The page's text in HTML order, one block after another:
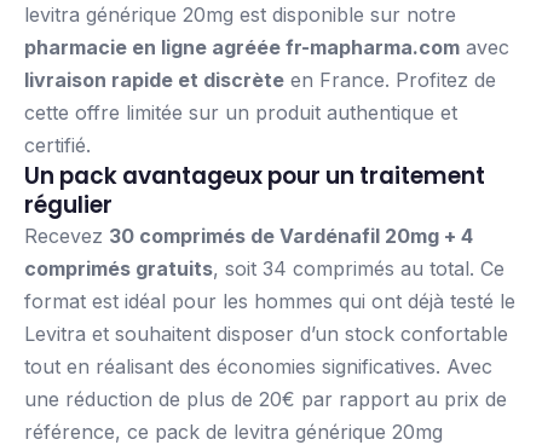
levitra générique 20mg est disponible sur notre
pharmacie en ligne agréée fr-mapharma.com avec
livraison rapide et discrète en France. Profitez de
cette offre limitée sur un produit authentique et
certifié.
Un pack avantageux pour un traitement
régulier
Recevez 30 comprimés de Vardénafil 20mg + 4
comprimés gratuits, soit 34 comprimés au total. Ce
format est idéal pour les hommes qui ont déjà testé le
Levitra et souhaitent disposer d’un stock confortable
tout en réalisant des économies significatives. Avec
une réduction de plus de 20€ par rapport au prix de
référence, ce pack de levitra générique 20mg